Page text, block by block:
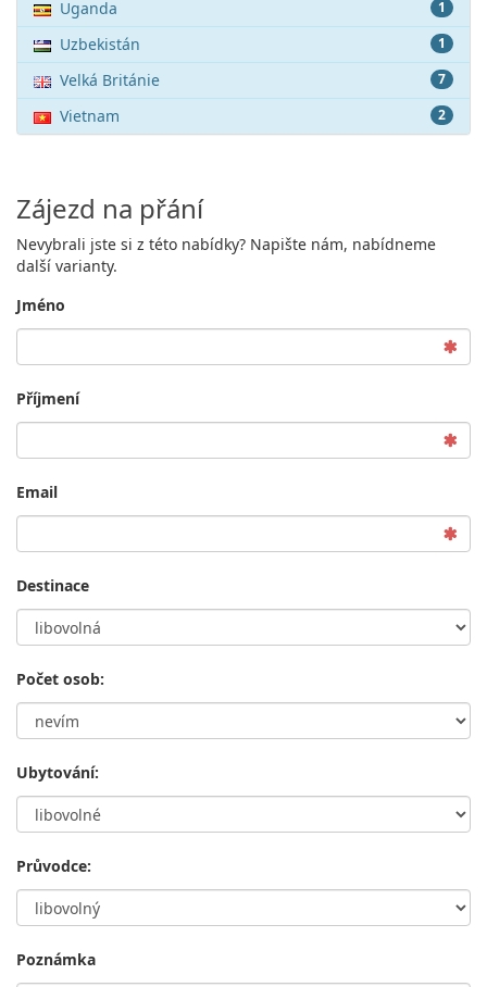
1
Uganda
1
Uzbekistán
7
Velká Británie
2
Vietnam
Zájezd na přání
Nevybrali jste si z této nabídky? Napište nám, nabídneme
další varianty.
Jméno
Příjmení
Email
Destinace
Počet osob:
Ubytování:
Průvodce:
Poznámka